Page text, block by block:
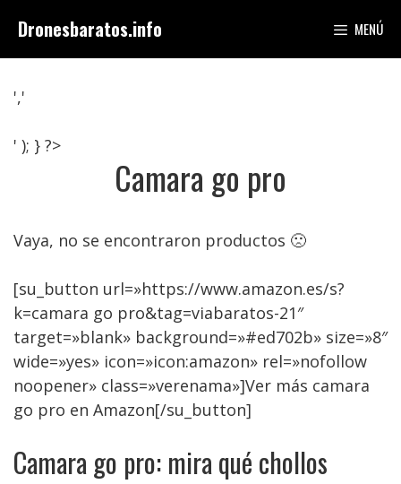
contenido
Dronesbaratos.info MENÚ
','
' ); } ?>
Camara go pro
Vaya, no se encontraron productos 🙁
[su_button url=»https://www.amazon.es/s?
k=camara go pro&tag=viabaratos-21″
target=»blank» background=»#ed702b» size=»8″
wide=»yes» icon=»icon:amazon» rel=»nofollow
noopener» class=»verenama»]Ver más camara
go pro en Amazon[/su_button]
Camara go pro: mira qué chollos